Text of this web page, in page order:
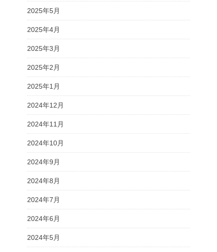
2025年5月
2025年4月
2025年3月
2025年2月
2025年1月
2024年12月
2024年11月
2024年10月
2024年9月
2024年8月
2024年7月
2024年6月
2024年5月